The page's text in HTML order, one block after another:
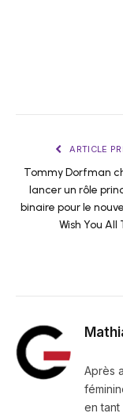
ARTICLE
Tommy Dorfman
lancer un rôle
binaire pour le
Wish You All
Après
en